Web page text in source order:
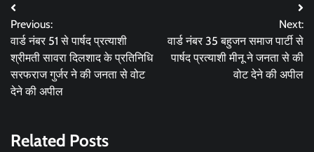
Post
navigation
Previous:
वार्ड नंबर 51 से पार्षद प्रत्याशी
श्रीमती सावरा दिलशाद के प्रतिनिधि
सरफराज गुर्जर ने की जनता से वोट
देने की अपील
Next:
वार्ड नंबर 35 बहुजन समाज पार्टी से
पार्षद प्रत्याशी मीनू ने जनता से की
वोट देने की अपील
Related Posts